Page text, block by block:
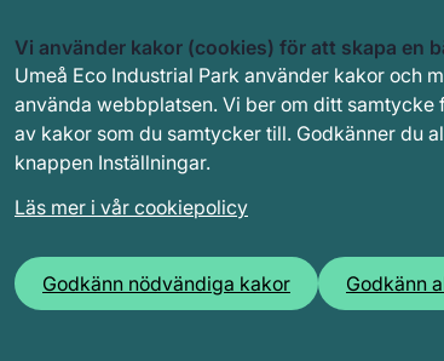
Vi använder kakor (cookies) för att skapa en
Umeå Eco Industrial Park använder kakor och
använda webbplatsen. Vi ber om ditt
av kakor som du samtycker till. Godkänner du
knappen Inställningar.
Läs mer i vår cookiepolicy
Godkänn nödvändiga kakor Godkänn